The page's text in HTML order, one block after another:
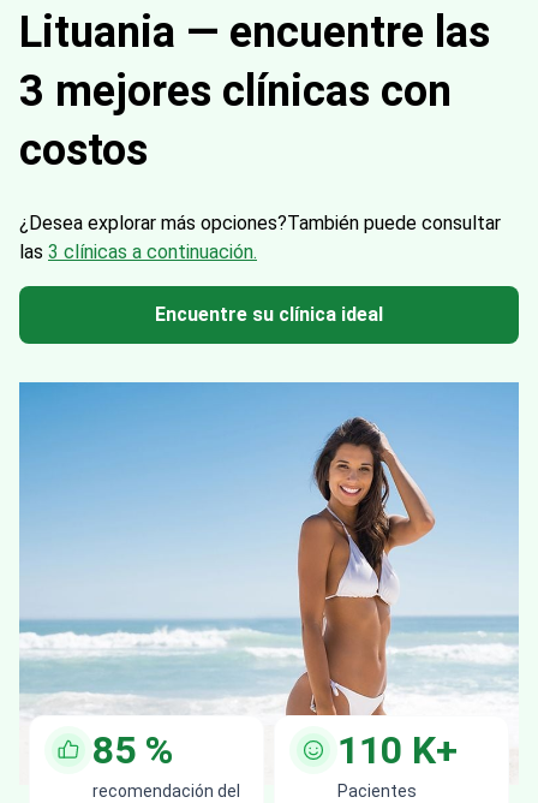
Lituania — encuentre las
3 mejores clínicas con
costos
¿Desea explorar más opciones?También puede consultar
las 3 clínicas a continuación.
Encuentre su clínica ideal
85 %
recomendación del
110 K+
Pacientes